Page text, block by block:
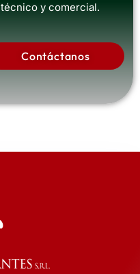
técnico y comercial.
Contáctanos